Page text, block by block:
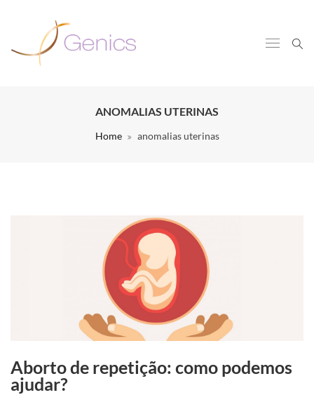
ANOMALIAS UTERINAS
Home anomalias uterinas
Aborto de repetição: como podemos
ajudar?